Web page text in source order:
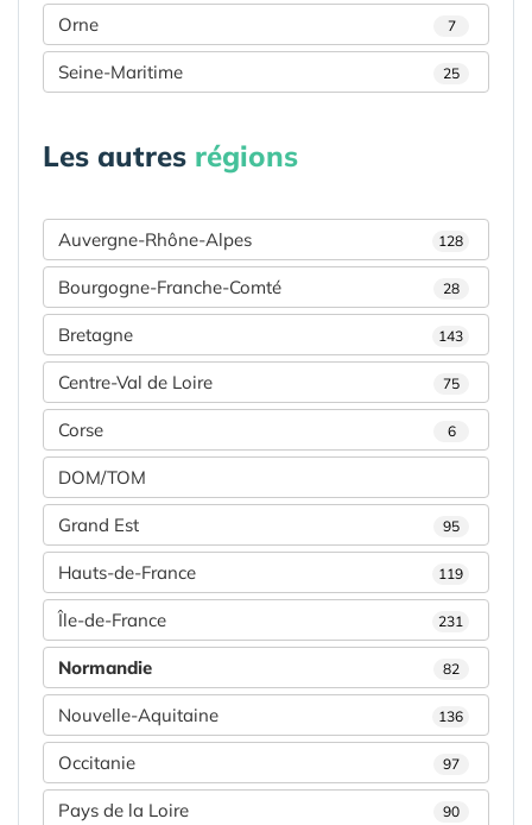
Orne 7
Seine-Maritime 25
Les autres régions
Auvergne-Rhône-Alpes 128
Bourgogne-Franche-Comté 28
Bretagne 143
Centre-Val de Loire 75
Corse 6
DOM/TOM
Grand Est 95
Hauts-de-France 119
Île-de-France 231
Normandie 82
Nouvelle-Aquitaine 136
Occitanie 97
Pays de la Loire 90